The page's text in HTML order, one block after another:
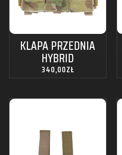
KLAPA PRZEDNIA
HYBRID
340,00ZŁ